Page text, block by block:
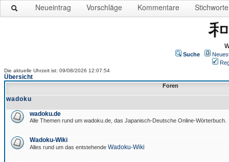
Neueintrag Vorschläge Kommentare Stichworte
Suche
Die aktuelle Uhrzeit ist: 09/08/2026 12:07:54
Übersicht
Foren
wadoku
wadoku.de
Alle Themen rund um wadoku.de, das Japanisch-Deutsche Online-Wörterbuch.
Wadoku-Wiki
Alles rund um das entstehende Wadoku-Wiki